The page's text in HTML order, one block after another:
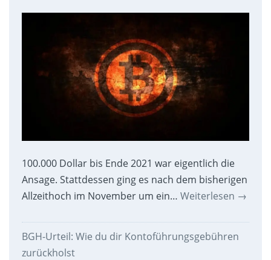
100.000 Dollar bis Ende 2021 war eigentlich die
Ansage. Stattdessen ging es nach dem bisherigen
Allzeithoch im November um ein… Weiterlesen →
BGH-Urteil: Wie du dir Kontoführungsgebühren
zurückholst